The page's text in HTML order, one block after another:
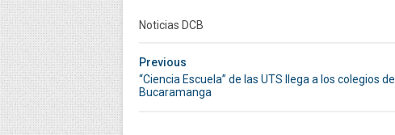
Noticias DCB
Previous
“Ciencia Escuela” de las UTS llega a los colegios de
Bucaramanga